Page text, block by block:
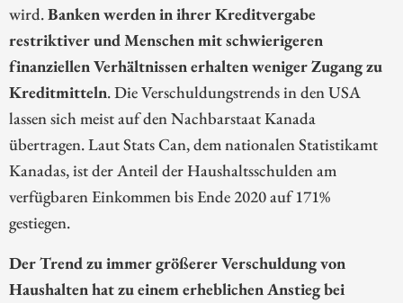
wird.Banken werden in ihrer Kreditvergabe
restriktiver und Menschen mit schwierigeren
finanziellen Verhältnissen erhalten weniger Zugang zu
Kreditmitteln. Die Verschuldungstrends in den USA
lassen sich meist auf den Nachbarstaat Kanada
übertragen. Laut Stats Can, dem nationalen Statistikamt
Kanadas, ist der Anteil der Haushaltsschulden am
verfügbaren Einkommen bis Ende 2020 auf 171%
gestiegen.
Der Trend zu immer größerer Verschuldung von
Haushalten hat zu einem erheblichen Anstieg bei